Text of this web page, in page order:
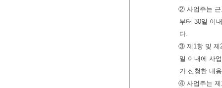
② 사업주는 근
부터 30일 이
다.
③ 제1항 및 제
일 이내에 사
가 신청한 내
④ 사업주는 제